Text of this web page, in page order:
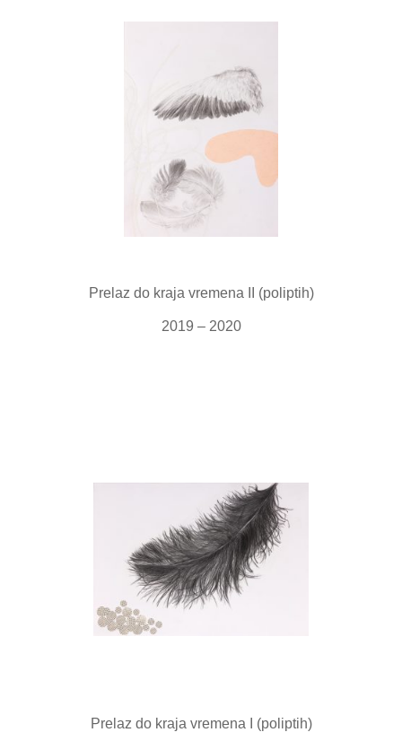
Prelaz do kraja vremena II (poliptih)
2019 – 2020
Prelaz do kraja vremena I (poliptih)